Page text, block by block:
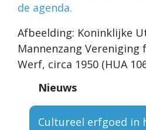
de agenda.
Afbeelding: Koninklijke
Mannenzang Vereniging
Werf, circa 1950 (HUA
Nieuws
Cultureel erfgoed in